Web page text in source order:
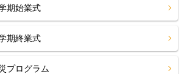
期始業式
期終業式
プログラム